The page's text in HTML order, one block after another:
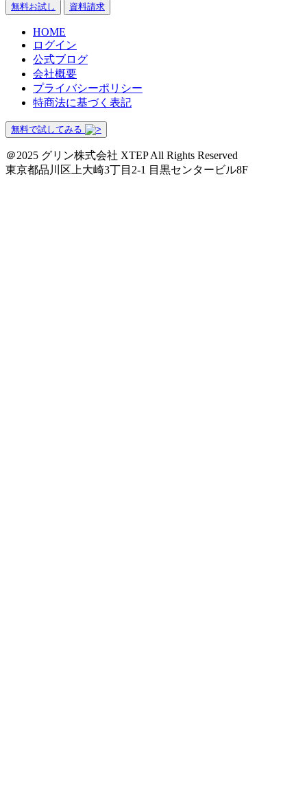
無料お試し 資料請求
HOME
ログイン
公式ブログ
会社概要
プライバシーポリシー
特商法に基づく表記
無料で試してみる
＠2025 グリン株式会社 XTEP All Rights Reserved
東京都品川区上大崎3丁目2-1 目黒センタービル8F